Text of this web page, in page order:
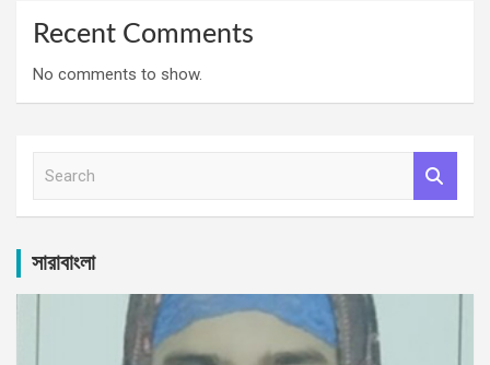
Recent Comments
No comments to show.
c
সারাবাংলা